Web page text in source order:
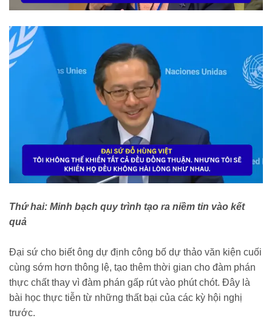
Thứ hai: Minh bạch quy trình tạo ra niềm tin vào kết
quả
Đại sứ cho biết ông dự định công bố dự thảo văn kiện cuối
cùng sớm hơn thông lệ, tạo thêm thời gian cho đàm phán
thực chất thay vì đàm phán gấp rút vào phút chót. Đây là
bài học thực tiễn từ những thất bại của các kỳ hội nghị
trước.